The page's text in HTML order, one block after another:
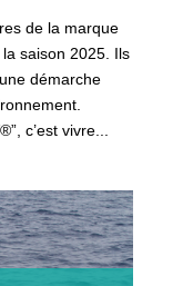
de la marque
saison 2025. Ils
démarche
c’est vivre...